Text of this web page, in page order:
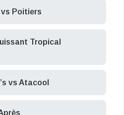
vs Poitiers
Tropical
vs Atacool